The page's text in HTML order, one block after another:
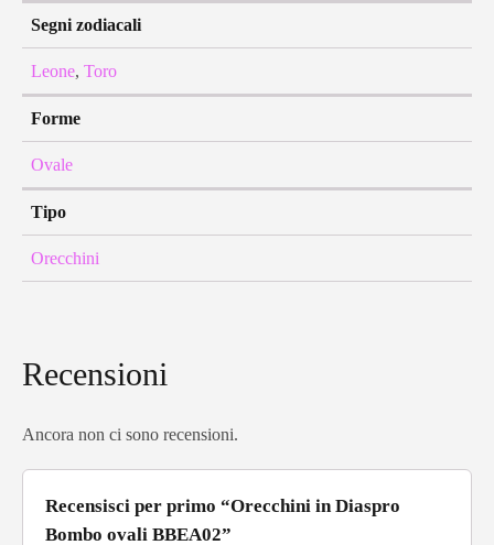
Segni zodiacali
Leone, Toro
Forme
Ovale
Tipo
Orecchini
Recensioni
Ancora non ci sono recensioni.
Recensisci per primo “Orecchini in Diaspro
Bombo ovali BBEA02”